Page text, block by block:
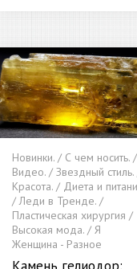
Новинки. / С чем носить. /
Видео. / Звездный
Красота. / Диета и
/ Леди в Тренде. /
Пластическая хирургия /
Высокая мода. / Я
Женщина - Разное